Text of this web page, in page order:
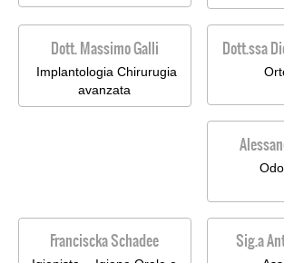
Dott. Massimo Galli
Implantologia Chirurugia
avanzata
Dott.ssa
Franciscka Schadee Sig.a